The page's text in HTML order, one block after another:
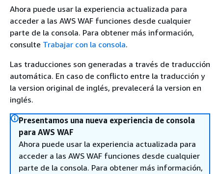
Ahora puede usar la experiencia actualizada para
acceder a las AWS WAF funciones desde cualquier
parte de la consola. Para obtener más información,
consulte Trabajar con la consola.
Las traducciones son generadas a través de traducción
automática. En caso de conflicto entre la traducción y
la version original de inglés, prevalecerá la version en
inglés.
Presentamos una nueva experiencia de consola
para AWS WAF
Ahora puede usar la experiencia actualizada para
acceder a las AWS WAF funciones desde cualquier
parte de la consola. Para obtener más información,